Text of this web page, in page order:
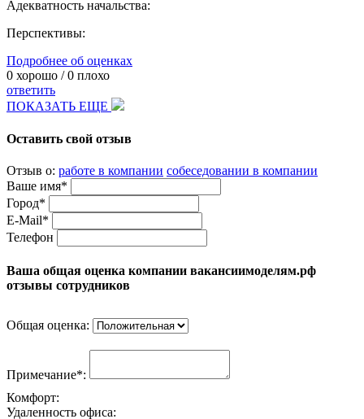
Адекватность начальства:
Перспективы:
Подробнее об оценках
0 хорошо /0 плохо
ответить
ПОКАЗАТЬ ЕЩЕ
Оставить свой отзыв
Отзыв о: работе в компании собеседовании в компании
Ваше имя*
Город*
E-Mail*
Телефон
Ваша общая оценка компании вакансиимоделям.рф
отзывы сотрудников
Общая оценка:
Примечание*:
Комфорт:
Удаленность офиса: